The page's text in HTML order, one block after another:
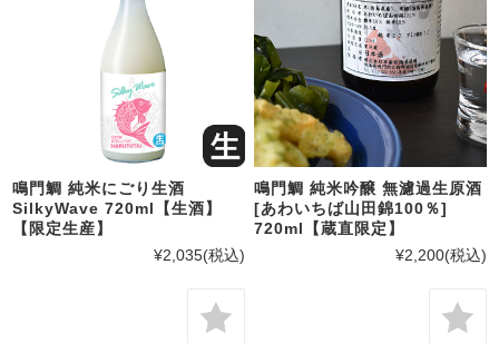
鳴門鯛 純米にごり生酒
SilkyWave 720ml【生酒】
【限定生産】
¥2,035(税込)
鳴門鯛 純米吟醸 無濾過生原酒
[あわいちば山田錦100％]
720ml【蔵直限定】
¥2,200(税込)